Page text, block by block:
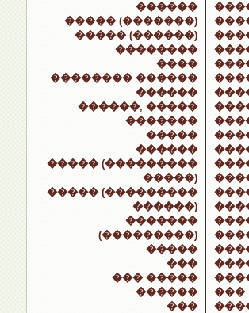
������
����� (�������)
����� (������)
��������
����
�������� ������
������
������, �����
�������
�����
������
����� (���������
�����)
����� (���������
������)
�������
(���������)
�����
���
��� �����
������
���
���